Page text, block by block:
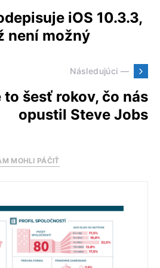
iOS 10.3.3,
není možný
Následujúci —
to šesť rokov, čo nás
opustil Steve Jobs
MOHLI PÁČIŤ